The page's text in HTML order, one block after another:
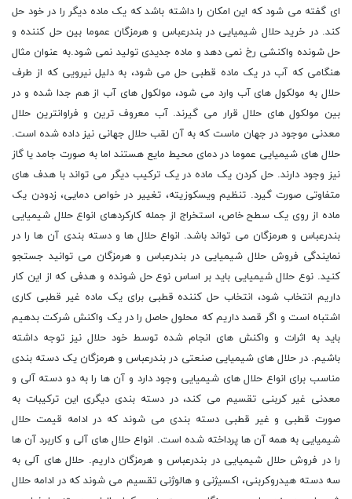
ای گفته می شود که این امکان را داشته باشد که یک ماده دیگر را در خود حل
کند. در خرید حلال شیمیایی در بندرعباس و هرمزگان عموما بین حل کننده و
حل شونده واکنشی رخ نمی دهد و ماده جدیدی تولید نمی شود.به عنوان مثال
هنگامی که آب در یک ماده قطبی حل می شود، به دلیل نیرویی که از طرف
حلال به مولکول های آب وارد می شود، مولکول های آب از هم جدا شده و در
بین مولکول های حلال قرار می گیرند. آب معروف ترین و فراوانترین حلال
معدنی موجود در جهان ماست که به آن لقب حلال جهانی نیز داده شده است.
حلال های شیمیایی عموما در دمای محیط مایع هستند اما به صورت جامد یا گاز
نیز وجود دارند. حل کردن یک ماده در یک ترکیب دیگر می تواند با هدف های
متفاوتی صورت گیرد. تنظیم ویسکوزیته، تغییر در خواص دمایی، زدودن یک
ماده از روی یک سطح خاص، استخراج از جمله کارکردهای انواع حلال شیمیایی
بندرعباس و هرمزگان می تواند باشد. انواع حلال ها و دسته بندی آن ها را در
نمایندگی فروش حلال شیمیایی در بندرعباس و هرمزگان می توانید جستجو
کنید. نوع حلال شیمیایی باید بر اساس نوع حل شونده و هدفی که از این کار
داریم انتخاب شود، انتخاب حل کننده قطبی برای یک ماده غیر قطبی کاری
اشتباه است و اگر قصد داریم که محلول حاصل را در یک واکنش شرکت بدهیم
باید به اثرات و واکنش های انجام شده توسط خود حلال نیز توجه داشته
باشیم. در حلال های شیمیایی صنعتی در بندرعباس و هرمزگان یک دسته بندی
مناسب برای انواع حلال های شیمیایی وجود دارد و آن ها را به دو دسته آلی و
معدنی غیر کربنی تقسیم می کند، در دسته بندی دیگری این ترکیبات به
صورت قطبی و غیر قطبی دسته بندی می شوند که در ادامه قیمت حلال
شیمیایی به همه آن ها پرداخته شده است. انواع حلال های آلی و کاربرد آن ها
را در فروش حلال شیمیایی در بندرعباس و هرمزگان داریم. حلال های آلی به
سه دسته هیدروکربنی، اکسیژنی و هالوژنی تقسیم می شوند که در ادامه حلال